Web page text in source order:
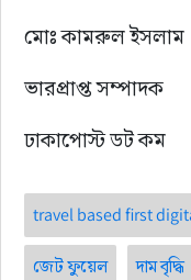
মোঃ কামরুল ইসলাম
ভারপ্রাপ্ত সম্পাদক
ঢাকাপোস্ট ডট কম
travel based first
জেট ফুয়েল দাম বৃদ্ধি